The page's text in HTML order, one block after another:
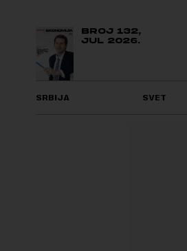
BROJ 132,
JUL 2026.
SRBIJA SVET